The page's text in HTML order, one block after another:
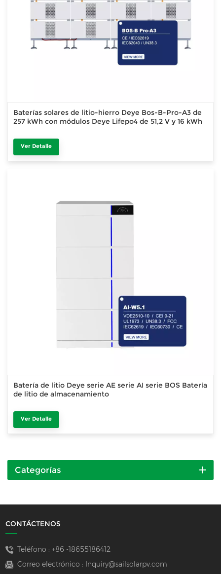
Baterías solares de litio-hierro Deye Bos-B-Pro-A3 de
257 kWh con módulos Deye Lifepo4 de 51,2 V y 16 kWh
Ver Detalle
Batería de litio Deye serie AE serie AI serie BOS Batería
de litio de almacenamiento
Ver Detalle
Categorías
CONTÁCTENOS
Teléfono : +86 -18655186412
Correo electrónico :
Inquiry@sailsolarpv.com